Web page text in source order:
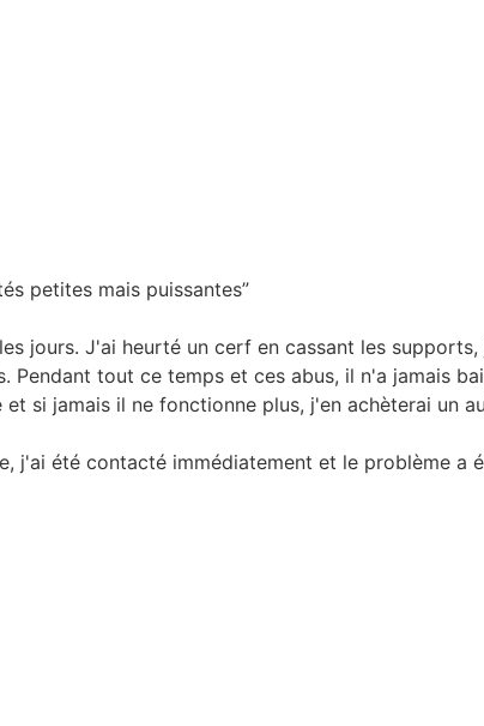
petites mais puissantes”
jours. J'ai heurté un cerf en cassant les
tout ce temps et ces abus, il n'a jamais
si jamais il ne fonctionne plus, j'en achèterai un
j'ai été contacté immédiatement et le problème a